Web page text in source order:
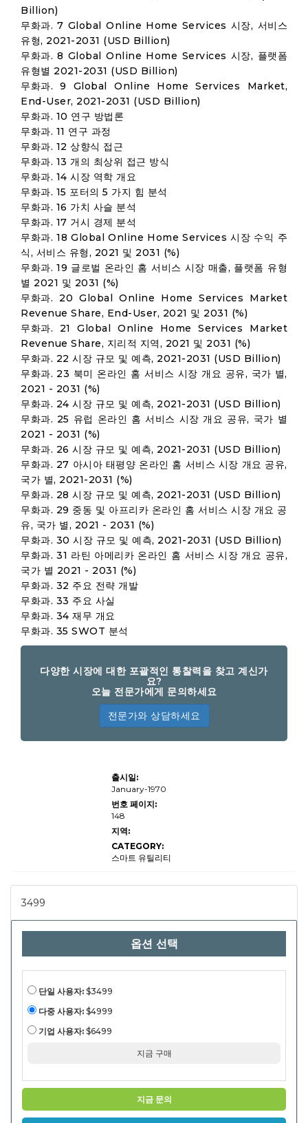
Billion)
무화과. 7 Global Online Home Services 시장, 서비스
유형, 2021-2031 (USD Billion)
무화과. 8 Global Online Home Services 시장, 플랫폼
유형별 2021-2031 (USD Billion)
무화과. 9 Global Online Home Services Market,
End-User, 2021-2031 (USD Billion)
무화과. 10 연구 방법론
무화과. 11 연구 과정
무화과. 12 상향식 접근
무화과. 13 개의 최상위 접근 방식
무화과. 14 시장 역학 개요
무화과. 15 포터의 5 가지 힘 분석
무화과. 16 가치 사슬 분석
무화과. 17 거시 경제 분석
무화과. 18 Global Online Home Services 시장 수익 주
식, 서비스 유형, 2021 및 2031 (%)
무화과. 19 글로벌 온라인 홈 서비스 시장 매출, 플랫폼 유형
별 2021 및 2031 (%)
무화과. 20 Global Online Home Services Market
Revenue Share, End-User, 2021 및 2031 (%)
무화과. 21 Global Online Home Services Market
Revenue Share, 지리적 지역, 2021 및 2031 (%)
무화과. 22 시장 규모 및 예측, 2021-2031 (USD Billion)
무화과. 23 북미 온라인 홈 서비스 시장 개요 공유, 국가 별,
2021 - 2031 (%)
무화과. 24 시장 규모 및 예측, 2021-2031 (USD Billion)
무화과. 25 유럽 온라인 홈 서비스 시장 개요 공유, 국가 별
2021 - 2031 (%)
무화과. 26 시장 규모 및 예측, 2021-2031 (USD Billion)
무화과. 27 아시아 태평양 온라인 홈 서비스 시장 개요 공유,
국가 별, 2021-2031 (%)
무화과. 28 시장 규모 및 예측, 2021-2031 (USD Billion)
무화과. 29 중동 및 아프리카 온라인 홈 서비스 시장 개요 공
유, 국가 별, 2021 - 2031 (%)
무화과. 30 시장 규모 및 예측, 2021-2031 (USD Billion)
무화과. 31 라틴 아메리카 온라인 홈 서비스 시장 개요 공유,
국가 별 2021 - 2031 (%)
무화과. 32 주요 전략 개발
무화과. 33 주요 사실
무화과. 34 재무 개요
무화과. 35 SWOT 분석
다양한 시장에 대한 포괄적인 통찰력을 찾고 계신가
요?
오늘 전문가에게 문의하세요
전문가와 상담하세요
(청소,
및 유
수, 조
경, 해
웰링,
에 의
종 사
(웹 기
및 지
석,
2024-
출시일:
January-1970
번호 페이지:
148
지역:
CATEGORY:
스마트 유틸리티
3499
옵션 선택
단일 사용자: $3499
다중 사용자: $4999
기업 사용자: $6499
지금 구매
지금 문의